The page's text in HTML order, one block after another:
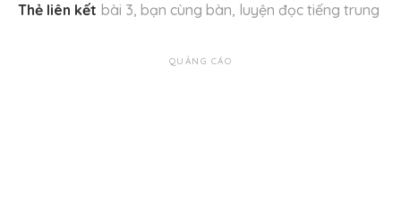
Thẻ liên kết bài 3, bạn cùng bàn, luyện đọc tiếng trung
QUẢNG CÁO